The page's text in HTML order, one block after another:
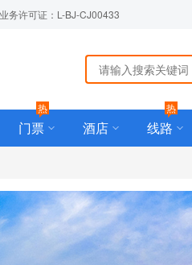
务许可证：L-BJ-CJ00433
门票
热
酒店 线路
热